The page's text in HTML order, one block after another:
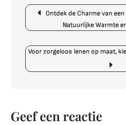
Berichtnavigatie
Ontdek de Charme van
Natuurlijke Warmte
Voor zorgeloos lenen op maat,
Geef een reactie